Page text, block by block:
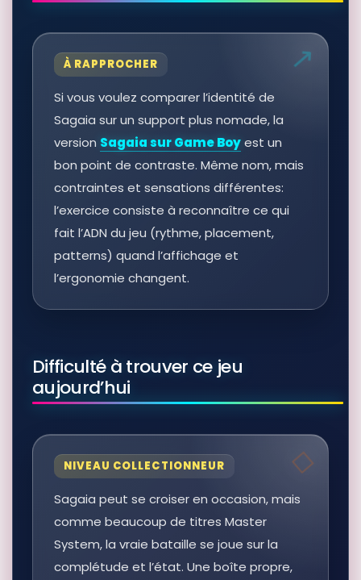
À RAPPROCHER
Si vous voulez comparer l’identité de
Sagaia sur un support plus nomade, la
version Sagaia sur Game Boyest un
bon point de contraste. Même nom, mais
contraintes et sensations différentes:
l’exercice consiste à reconnaître ce qui
fait l’ADN du jeu (rythme, placement,
patterns) quand l’affichage et
l’ergonomie changent.
Difficulté à trouver ce jeu
aujourd’hui
NIVEAU COLLECTIONNEUR
Sagaia peut se croiser en occasion, mais
comme beaucoup de titres Master
System, la vraie bataille se joue sur la
complétude et l’état. Une boîte propre,